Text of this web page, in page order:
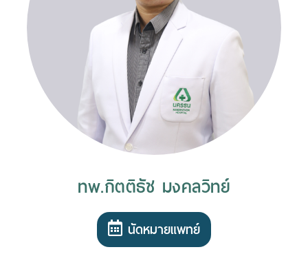
ทพ.กิตติธัช มงคลวิทย์
นัดหมายแพทย์